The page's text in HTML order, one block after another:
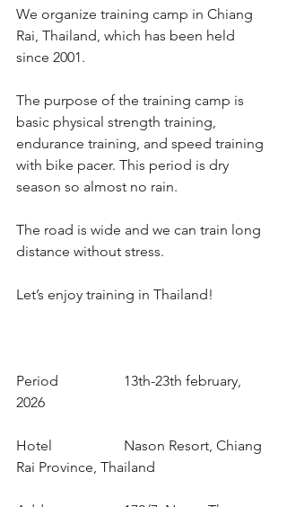
We organize training camp in Chiang
Rai, Thailand, which has been held
since 2001.
The purpose of the training camp is
basic physical strength training,
endurance training, and speed training
with bike pacer. This period is dry
season so almost no rain.
The road is wide and we can train long
distance without stress.
Let’s enjoy training in Thailand!
Period              	13th-23th february,
2026
Hotel                   	Nason Resort, Chiang
Rai Province, Thailand